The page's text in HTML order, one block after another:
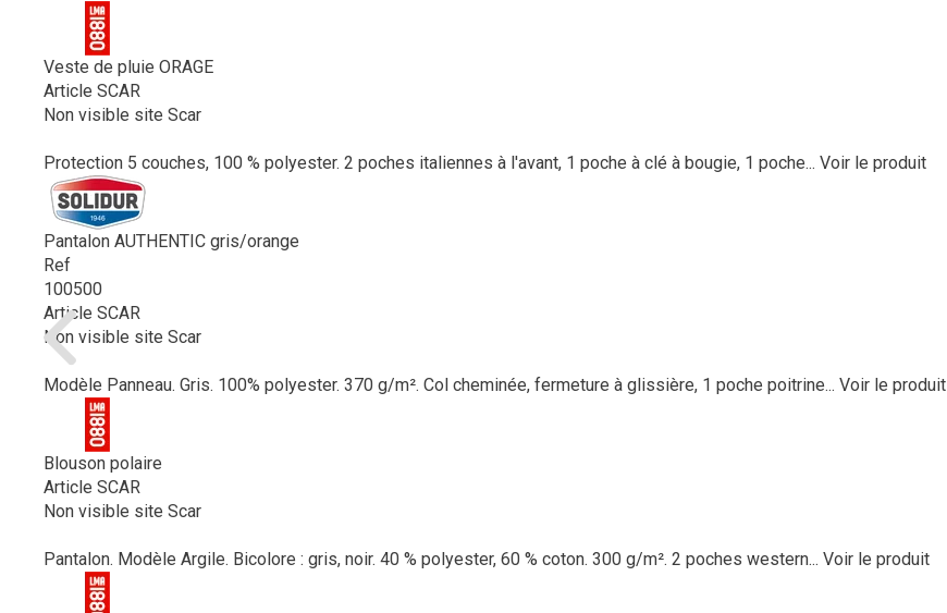
Veste de pluie ORAGE
Article SCAR
Non visible site Scar
Protection 5 couches, 100 % polyester. 2 poches italiennes à l'avant, 1 poche à clé à bougie, 1 poche... Voir le produit
Pantalon AUTHENTIC gris/orange
Ref
100500
Article SCAR
Non visible site Scar
Modèle Panneau. Gris. 100% polyester. 370 g/m². Col cheminée, fermeture à glissière, 1 poche poitrine... Voir le produit
Blouson polaire
Article SCAR
Non visible site Scar
Pantalon. Modèle Argile. Bicolore : gris, noir. 40 % polyester, 60 % coton. 300 g/m². 2 poches western... Voir le produit